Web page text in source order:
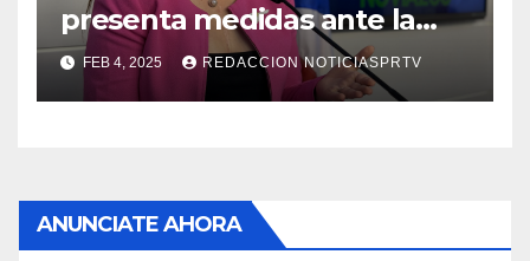
presenta medidas ante la
violencia en el noviazgo
FEB 4, 2025 REDACCION NOTICIASPRTV
ANUNCIATE AHORA